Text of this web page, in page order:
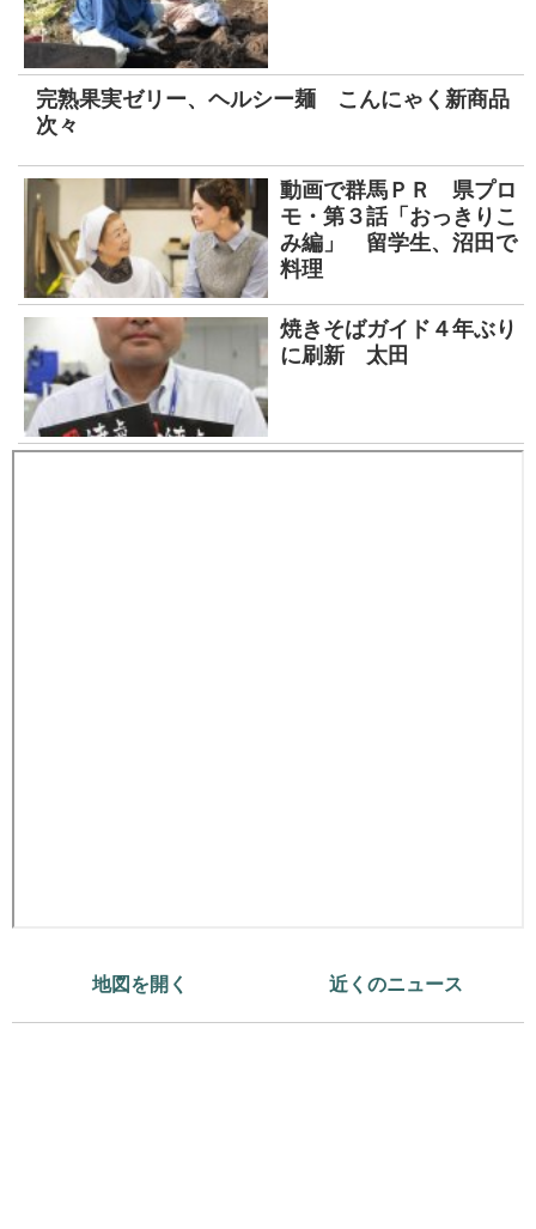
完熟果実ゼリー、ヘルシー麺 こんにゃく新商品
次々
動画で群馬ＰＲ 県プロ
モ・第３話「おっきりこ
み編」 留学生、沼田で
料理
焼きそばガイド４年ぶり
に刷新 太田
地図を開く 近くのニュース